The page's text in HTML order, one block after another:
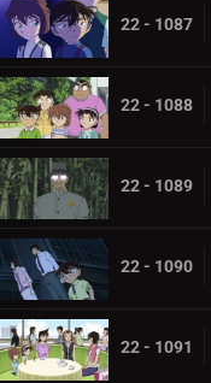
22 - 1087
22 - 1088
22 - 1089
22 - 1090
22 - 1091